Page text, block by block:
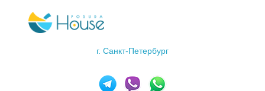
г. Санкт-Петербург